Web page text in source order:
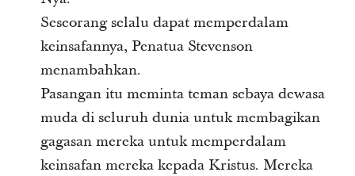
Seseorang selalu dapat memperdalam
keinsafannya, Penatua Stevenson
menambahkan.
Pasangan itu meminta teman sebaya dewasa
muda di seluruh dunia untuk membagikan
gagasan mereka untuk memperdalam
keinsafan mereka kepada Kristus. Mereka